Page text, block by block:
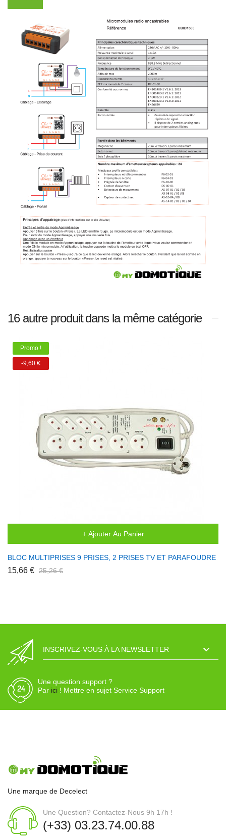
16 autre produitdans la même catégorie
Promo !
-9,60 €
+ Ajouter Au Panier
BLOC MULTIPRISES 9 PRISES, 2 PRISES TV ET PARAFOUDRE
15,66 € 25,26 €
INSCRIVEZ-VOUS À LA NEWSLETTER 
Une question support ?
Par ici ! Mettre en sujet Service Support
Une marque de Decelect
Une Question? Contactez-Nous 9h 17h !
(+33) 03.23.74.00.88